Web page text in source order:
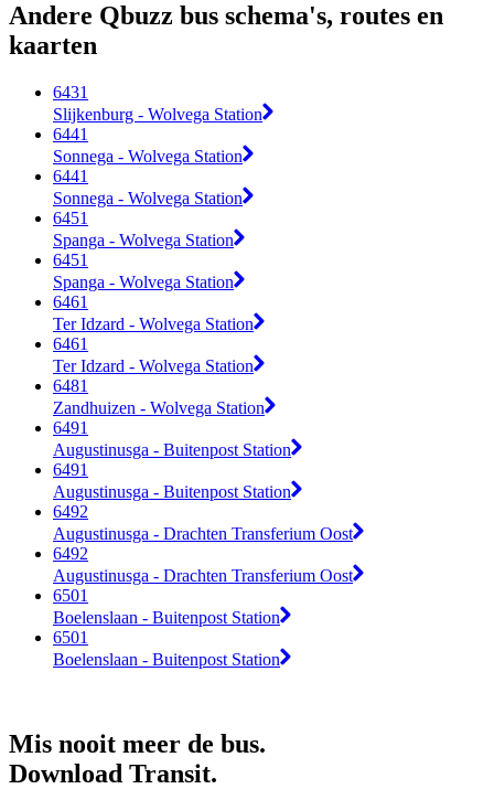
Andere Qbuzz bus schema's, routes en
kaarten
6431
Slijkenburg - Wolvega Station
6441
Sonnega - Wolvega Station
6441
Sonnega - Wolvega Station
6451
Spanga - Wolvega Station
6451
Spanga - Wolvega Station
6461
Ter Idzard - Wolvega Station
6461
Ter Idzard - Wolvega Station
6481
Zandhuizen - Wolvega Station
6491
Augustinusga - Buitenpost Station
6491
Augustinusga - Buitenpost Station
6492
Augustinusga - Drachten Transferium Oost
6492
Augustinusga - Drachten Transferium Oost
6501
Boelenslaan - Buitenpost Station
6501
Boelenslaan - Buitenpost Station
Mis nooit meer de bus.
Download Transit.